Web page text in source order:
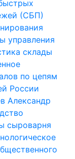
(СБП)
управления
склады
по цепям
России
Александр
сыроварня